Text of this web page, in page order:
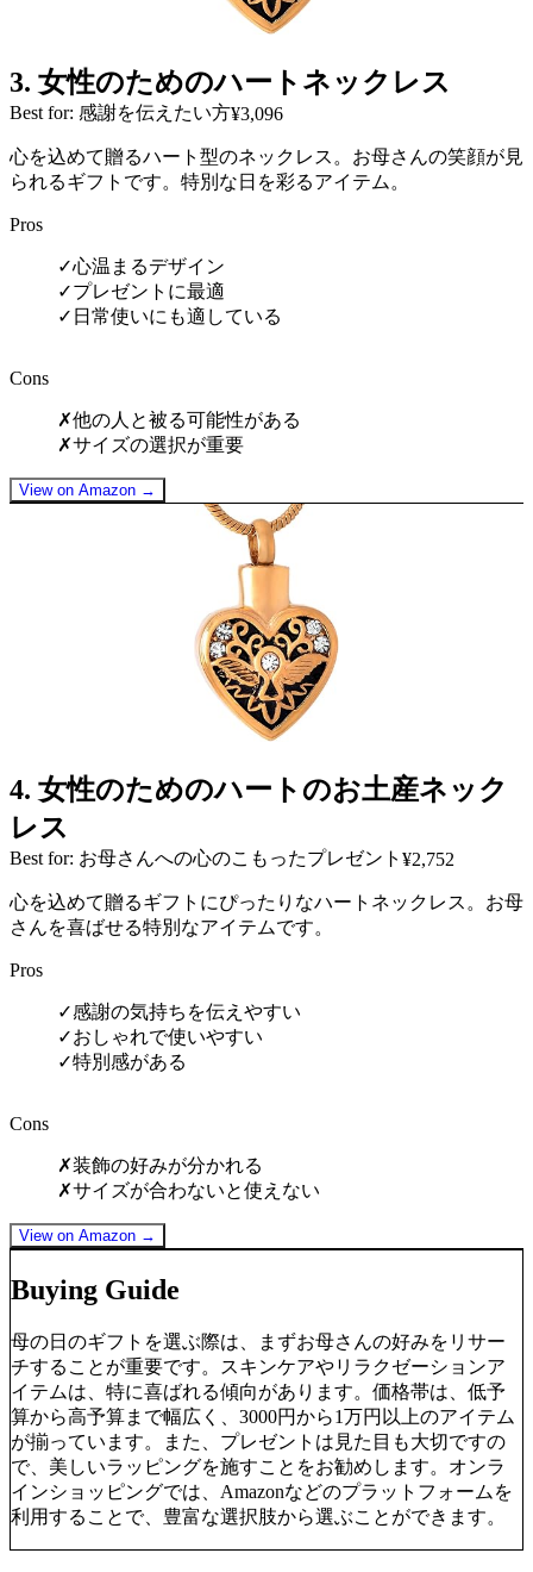
3. 女性のためのハートネックレス
Best for: 感謝を伝えたい方¥3,096
心を込めて贈るハート型のネックレス。お母さんの笑顔が見
られるギフトです。特別な日を彩るアイテム。
Pros
✓心温まるデザイン
✓プレゼントに最適
✓ 日常使いにも適している
Cons
✗他の人と被る可能性がある
✗サイズの選択が重要
View on Amazon →
4. 女性のためのハートのお土産ネック
レス
Best for: お母さんへの心のこもったプレゼント ¥2,752
心を込めて贈るギフトにぴったりなハートネックレス。お母
さんを喜ばせる特別なアイテムです。
Pros
✓感謝の気持ちを伝えやすい
✓おしゃれで使いやすい
✓特別感がある
Cons
✗装飾の好みが分かれる
✗サイズが合わないと使えない
View on Amazon →
Buying Guide
母の日のギフトを選ぶ際は、まずお母さんの好みをリサー
チすることが重要です。スキンケアやリラクゼーションア
イテムは、特に喜ばれる傾向があります。価格帯は、低予
算から高予算まで幅広く、3000円から1万円以上のアイテム
が揃っています。また、プレゼントは見た目も大切ですの
で、美しいラッピングを施すことをお勧めします。オンラ
インショッピングでは、Amazonなどのプラットフォームを
利用することで、豊富な選択肢から選ぶことができます。